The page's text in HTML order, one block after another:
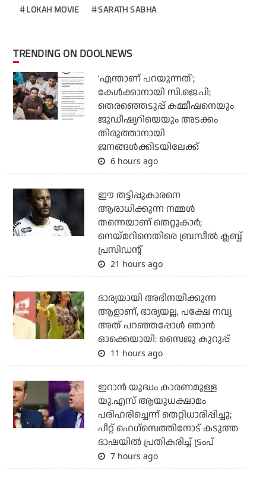
LOKAH MOVIE SARATH SABHA
TRENDING ON DOOLNEWS
'എന്താണ് പറയുന്നത്';
കേള്‍ക്കാനായി സി.ജെ.പി;
തെരഞ്ഞെടുപ്പ് കമ്മീഷനെയും
ജുഡീഷ്യറിയെയും അടക്കം
തിരുത്താനായി
ജനങ്ങള്‍ക്കിടയിലേക്ക്
6 hours ago
ഈ തട്ടിപ്പുകാരനെ
ആരാധിക്കുന്ന നമ്മള്‍
തന്നെയാണ് തെറ്റുകാര്‍;
നെയ്മറിനെതിരെ ബ്രസീല്‍ ക്ലബ്ബ്
പ്രസിഡന്റ്
21 hours ago
ഭാര്യയായി അഭിനയിക്കുന്ന
ആളാണ്, ഭാര്യയല്ല, പക്ഷേ നവ്യ
അത് പറഞ്ഞപ്പോള്‍ ഞാന്‍
ഓക്കെയായി: സൈജു കുറുപ്പ്
11 hours ago
ഇറാന്‍ യുദ്ധം കാരണമുള്ള
യു.എസ് ആയുധക്ഷാമം
പരിഹരിച്ചെന്ന് തെറ്റിധാരിപ്പിച്ചു;
പീറ്റ് ഹെഗ്‌സെത്തിനോട് കടുത്ത
ഭാഷയില്‍ പ്രതികരിച്ച് ട്രംപ്
7 hours ago